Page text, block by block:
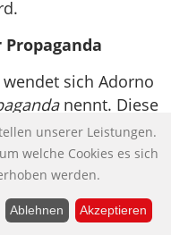
sich Adorno
nennt. Diese
hätten wir
ihr auf die Schliche
zu können. Wir
unserer Leistungen.
welche Cookies es sich
werden.
Ablehnen Akzeptieren